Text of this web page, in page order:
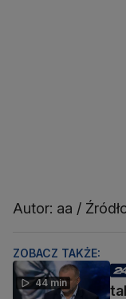
Autor: aa /
ZOBACZ TAKŻE:
44 min